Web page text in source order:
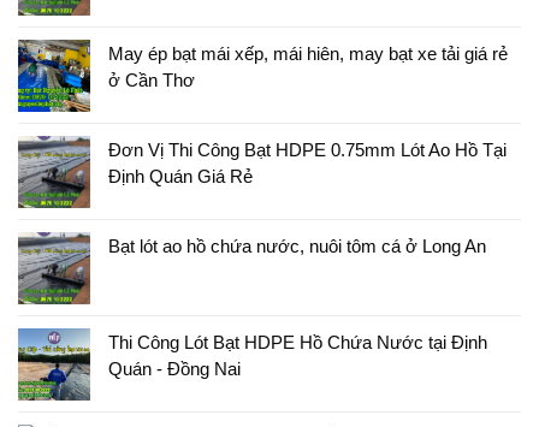
May ép bạt mái xếp, mái hiên, may bạt xe tải giá rẻ
ở Cần Thơ
Đơn Vị Thi Công Bạt HDPE 0.75mm Lót Ao Hồ Tại
Định Quán Giá Rẻ
Bạt lót ao hồ chứa nước, nuôi tôm cá ở Long An
Thi Công Lót Bạt HDPE Hồ Chứa Nước tại Định
Quán - Đồng Nai